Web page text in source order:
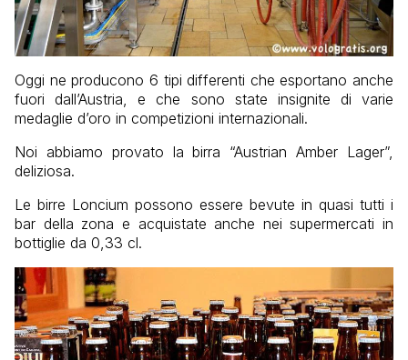
Oggi ne producono 6 tipi differenti che esportano anche
fuori dall’Austria, e che sono state insignite di varie
medaglie d’oro in competizioni internazionali.
Noi abbiamo provato la birra “Austrian Amber Lager”,
deliziosa.
Le birre Loncium possono essere bevute in quasi tutti i
bar della zona e acquistate anche nei supermercati in
bottiglie da 0,33 cl.